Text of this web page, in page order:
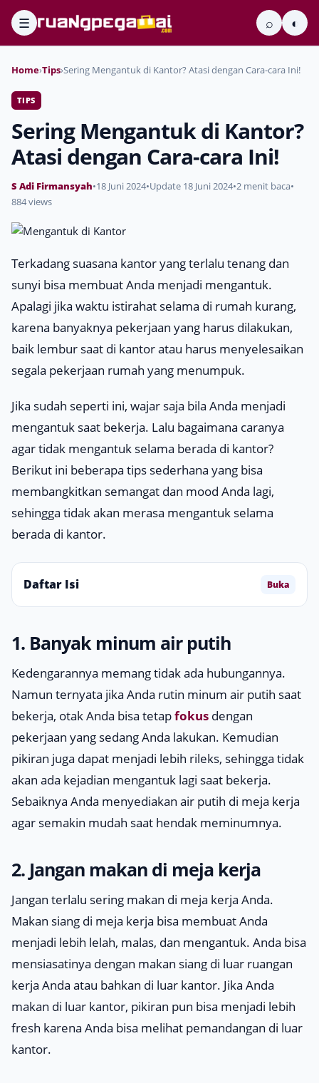
☰ ⌕ ◐
Home›Tips›Sering Mengantuk di Kantor? Atasi dengan Cara-cara Ini!
TIPS
Sering Mengantuk di Kantor?
Atasi dengan Cara-cara Ini!
S Adi Firmansyah•18 Juni 2024•Update 18 Juni 2024•2 menit baca•
884 views
Terkadang suasana kantor yang terlalu tenang dan
sunyi bisa membuat Anda menjadi mengantuk.
Apalagi jika waktu istirahat selama di rumah kurang,
karena banyaknya pekerjaan yang harus dilakukan,
baik lembur saat di kantor atau harus menyelesaikan
segala pekerjaan rumah yang menumpuk.
Jika sudah seperti ini, wajar saja bila Anda menjadi
mengantuk saat bekerja. Lalu bagaimana caranya
agar tidak mengantuk selama berada di kantor?
Berikut ini beberapa tips sederhana yang bisa
membangkitkan semangat dan mood Anda lagi,
sehingga tidak akan merasa mengantuk selama
berada di kantor.
Daftar Isi Buka
1. Banyak minum air putih
Kedengarannya memang tidak ada hubungannya.
Namun ternyata jika Anda rutin minum air putih saat
bekerja, otak Anda bisa tetapfokus dengan
pekerjaan yang sedang Anda lakukan. Kemudian
pikiran juga dapat menjadi lebih rileks, sehingga tidak
akan ada kejadian mengantuk lagi saat bekerja.
Sebaiknya Anda menyediakan air putih di meja kerja
agar semakin mudah saat hendak meminumnya.
2. Jangan makan di meja kerja
Jangan terlalu sering makan di meja kerja Anda.
Makan siang di meja kerja bisa membuat Anda
menjadi lebih lelah, malas, dan mengantuk. Anda bisa
mensiasatinya dengan makan siang di luar ruangan
kerja Anda atau bahkan di luar kantor. Jika Anda
makan di luar kantor, pikiran pun bisa menjadi lebih
fresh karena Anda bisa melihat pemandangan di luar
kantor.